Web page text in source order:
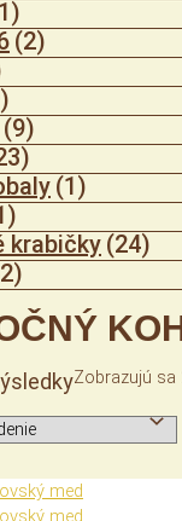
(2)
(9)
(1)
krabičky (24)
Zobrazujú sa